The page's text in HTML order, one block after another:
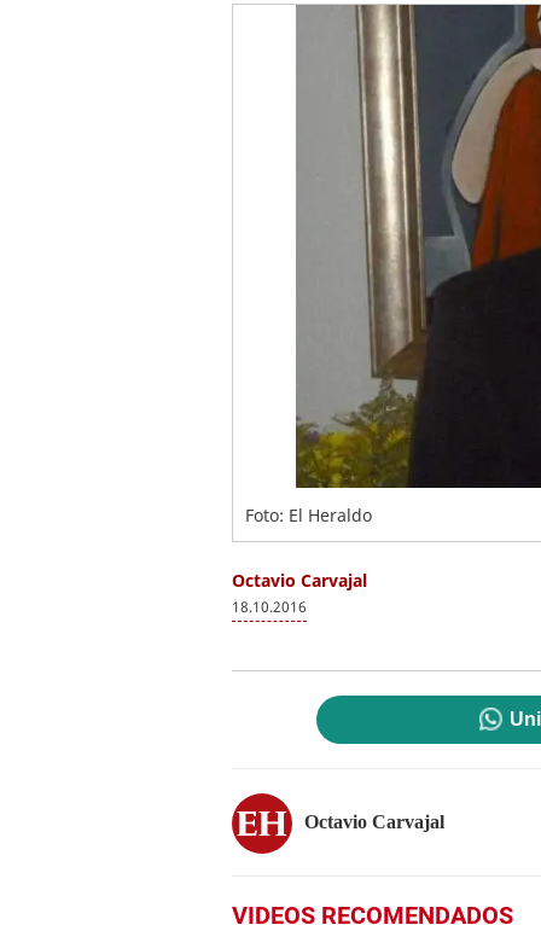
Foto: El Heraldo
Octavio Carvajal
18.10.2016
Octavio Carvajal
VIDEOS RECOMENDADOS